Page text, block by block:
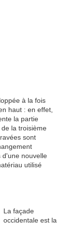
à la fois
haut : en effet,
la partie
la troisième
sont
d'une nouvelle
utilisé
La façade
occidentale est la